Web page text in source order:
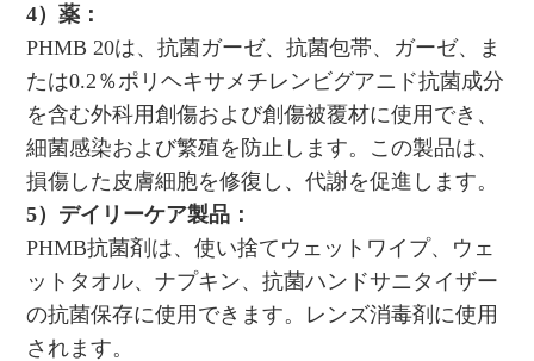
4）薬：
PHMB 20は、抗菌ガーゼ、抗菌包帯、ガーゼ、ま
たは0.2％ポリヘキサメチレンビグアニド抗菌成分
を含む外科用創傷および創傷被覆材に使用でき、
細菌感染および繁殖を防止します。この製品は、
損傷した皮膚細胞を修復し、代謝を促進します。
5）デイリーケア製品：
PHMB抗菌剤は、使い捨てウェットワイプ、ウェ
ットタオル、ナプキン、抗菌ハンドサニタイザー
の抗菌保存に使用できます。レンズ消毒剤に使用
されます。